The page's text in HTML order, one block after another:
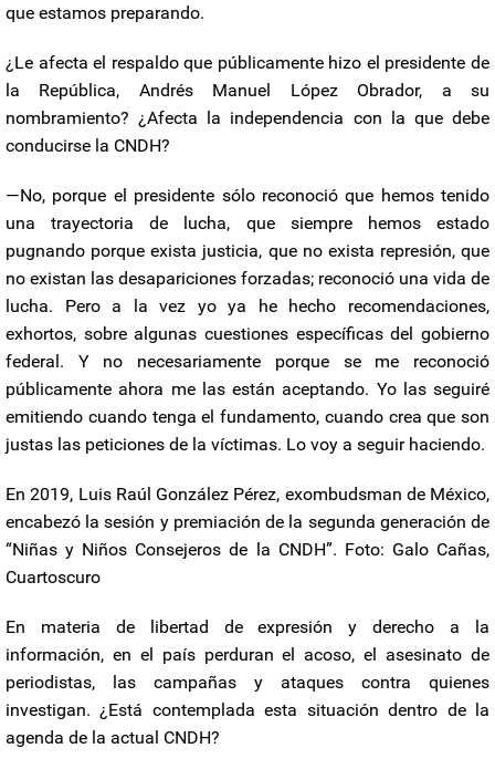
que estamos preparando.
¿Le afecta el respaldo que públicamente hizo el presidente de
la República, Andrés Manuel López Obrador, a su
nombramiento? ¿Afecta la independencia con la que debe
conducirse la CNDH?
—No, porque el presidente sólo reconoció que hemos tenido
una trayectoria de lucha, que siempre hemos estado
pugnando porque exista justicia, que no exista represión, que
no existan las desapariciones forzadas; reconoció una vida de
lucha. Pero a la vez yo ya he hecho recomendaciones,
exhortos, sobre algunas cuestiones específicas del gobierno
federal. Y no necesariamente porque se me reconoció
públicamente ahora me las están aceptando. Yo las seguiré
emitiendo cuando tenga el fundamento, cuando crea que son
justas las peticiones de la víctimas. Lo voy a seguir haciendo.
En 2019, Luis Raúl González Pérez, exombudsman de México,
encabezó la sesión y premiación de la segunda generación de
“Niñas y Niños Consejeros de la CNDH”. Foto: Galo Cañas,
Cuartoscuro
En materia de libertad de expresión y derecho a la
información, en el país perduran el acoso, el asesinato de
periodistas, las campañas y ataques contra quienes
investigan. ¿Está contemplada esta situación dentro de la
agenda de la actual CNDH?